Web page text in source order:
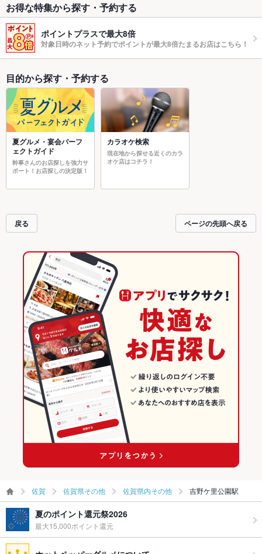
お得な特集から探す・予約する
ポイントプラスで最大8倍
対象日時のネット予約でポイントが最大8倍たまるお店はこちら！
目的から探す・予約する
夏グルメ・宴会パーフ
ェクトガイド
幹事さんのお店探しを強力サ
ポート！お店探しの決定版！
カラオケ検索
現在地から探せる近くのカラ
オケ店はコチラ！
戻る ページの先頭へ戻る
佐賀 佐賀県その他 佐賀県内その他 吉野ケ里公園駅
夏のポイント還元祭2026
最大15,000ポイント還元